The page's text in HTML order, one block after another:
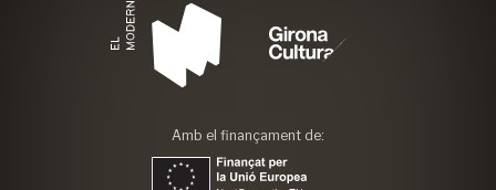
Amb el finançament de: